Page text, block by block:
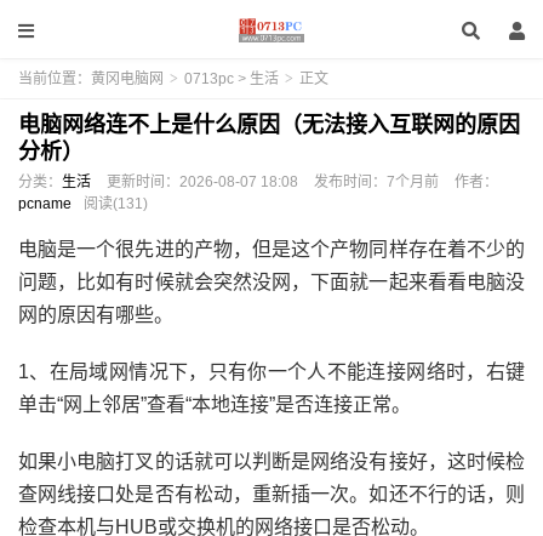
当前位置： 黄冈电脑网 > 0713pc > 生活 > 正文
电脑网络连不上是什么原因（无法接入互联网的原因
分析）
分类： 生活 更新时间： 2026-08-07 18:08 发布时间： 7个月前
作者：
pcname
阅读(131)
电脑是一个很先进的产物，但是这个产物同样存在着不少的
问题，比如有时候就会突然没网，下面就一起来看看电脑没
网的原因有哪些。
1、在局域网情况下，只有你一个人不能连接网络时，右键
单击“网上邻居”查看“本地连接”是否连接正常。
如果小电脑打叉的话就可以判断是网络没有接好，这时候检
查网线接口处是否有松动，重新插一次。如还不行的话，则
检查本机与HUB或交换机的网络接口是否松动。